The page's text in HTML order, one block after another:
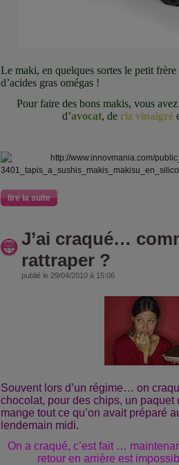
Le maki, en quelques sortes le petit
d’acides gras omégas !
Pour faire des bons makis, vous
d’avocat, de riz vinaigré
lire la suite
J’ai craqué…
rattraper ?
publié le 29/04/2010 à 15:06
Souvent lors d’un régime… on
chocolat, pour des chips, un paquet
mange tout ce qu’on avait préparé
lendemain midi.
On a craqué, c’est fait …
retour en arrière est